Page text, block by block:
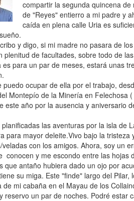
compartir la segunda quincena
de "Reyes" entierro a mi padre y
caída en plena calle Uria es
y digo, si mi madre no pasara de
plenitud de facultades, sobre todo de
es para un par de meses, estará unas
puedo ocupar de ella por el trabajo,
Montepío de la Minería en Felechosa
este año por la ausencia y aniversario
las aventuras por la isla de
para mayor deleite.Vivo bajo la
con los amigos. Ahora, soy un
conocen y me escondo entre las hojas
que antaño hubiera dado un ojo por
su miga. Este "finde" largo del
de mi cabaña en el Mayau de los
reservo un par de noches. Podré estar